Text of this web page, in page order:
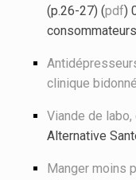
(p.26-27) (pdf)
consommateurs
clinique
Viande de labo,
Alternative
Manger moins